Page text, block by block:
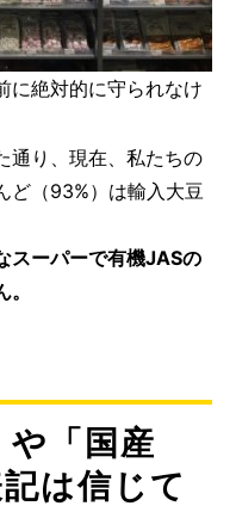
に絶対的に守られなけ
通り、現在、私たちの
ど（93%）は輸入大豆
スーパーで有機JASの
や「国産
は信じて